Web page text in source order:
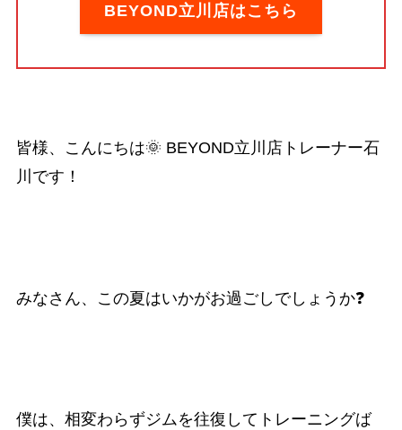
BEYOND立川店はこちら
皆様、こんにちは🌞 BEYOND立川店トレーナー石
川です！
みなさん、この夏はいかがお過ごしでしょうか❓
僕は、相変わらずジムを往復してトレーニングば